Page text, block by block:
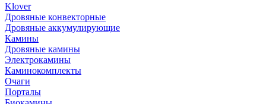
Klover
Дровяные конвекторные
Дровяные аккумулирующие
Камины
Дровяные камины
Электрокамины
Каминокомплекты
Очаги
Порталы